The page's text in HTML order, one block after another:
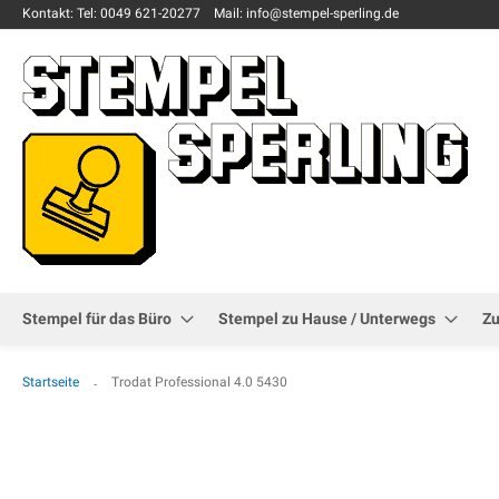
Kontakt: Tel: 0049 621-20277 Mail: info@stempel-sperling.de
Stempel für das Büro Stempel zu Hause / Unterwegs
Startseite Trodat Professional 4.0 5430